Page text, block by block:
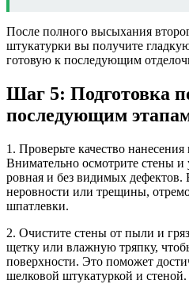
После полного высыхания
штукатурки вы получите
готовую к последующим
Шаг 5: Подготовка
последующим
1. Проверьте качество
Внимательно осмотрите стены и
ровная и без видимых дефектов.
неровности или трещины,
шпатлевки.
2. Очистите стены от пыли и
щетку или влажную тряпку,
поверхности. Это поможет
шелковой штукатуркой и стеной.